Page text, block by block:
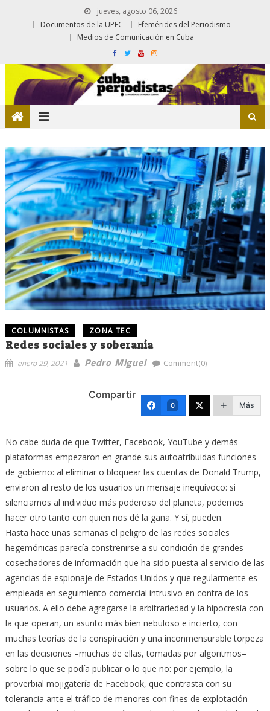
jueves, agosto 06, 2026
Documentos de la UPEC
Efemérides del Periodismo
Medios de Comunicación en Cuba
COLUMNISTAS ZONA TEC
Redes sociales y soberanía
enero 29, 2021 Pedro Miguel Comment(0)
Compartir
0 Más
No cabe duda de que Twitter, Facebook, YouTube y demás
plataformas empezaron en grande sus autoatribuidas funciones
de gobierno: al eliminar o bloquear las cuentas de Donald Trump,
enviaron al resto de los usuarios un mensaje inequívoco: si
silenciamos al individuo más poderoso del planeta, podemos
hacer otro tanto con quien nos dé la gana. Y sí, pueden.
Hasta hace unas semanas el peligro de las redes sociales
hegemónicas parecía constreñirse a su condición de grandes
cosechadores de información que ha sido puesta al servicio de las
agencias de espionaje de Estados Unidos y que regularmente es
empleada en seguimiento comercial intrusivo en contra de los
usuarios. A ello debe agregarse la arbitrariedad y la hipocresía con
la que operan, un asunto más bien nebuloso e incierto, con
muchas teorías de la conspiración y una inconmensurable torpeza
en las decisiones –muchas de ellas, tomadas por algoritmos–
sobre lo que se podía publicar o lo que no: por ejemplo, la
proverbial mojigatería de Facebook, que contrasta con su
tolerancia ante el tráfico de menores con fines de explotación